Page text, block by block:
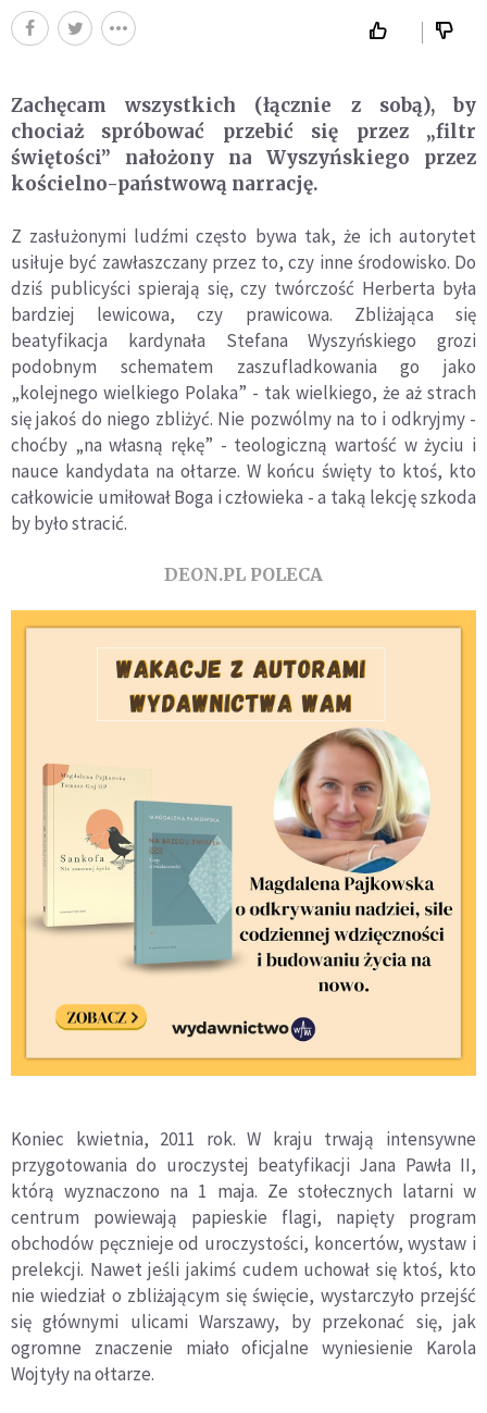
Zachęcam wszystkich (łącznie z sobą), by
chociaż spróbować przebić się przez „filtr
świętości” nałożony na Wyszyńskiego przez
kościelno-państwową narrację.
Z zasłużonymi ludźmi często bywa tak, że ich autorytet
usiłuje być zawłaszczany przez to, czy inne środowisko. Do
dziś publicyści spierają się, czy twórczość Herberta była
bardziej lewicowa, czy prawicowa. Zbliżająca się
beatyfikacja kardynała Stefana Wyszyńskiego grozi
podobnym schematem zaszufladkowania go jako
„kolejnego wielkiego Polaka” - tak wielkiego, że aż strach
się jakoś do niego zbliżyć. Nie pozwólmy na to i odkryjmy -
choćby „na własną rękę” - teologiczną wartość w życiu i
nauce kandydata na ołtarze. W końcu święty to ktoś, kto
całkowicie umiłował Boga i człowieka - a taką lekcję szkoda
by było stracić.
DEON.PL POLECA
Koniec kwietnia, 2011 rok. W kraju trwają intensywne
przygotowania do uroczystej beatyfikacji Jana Pawła II,
którą wyznaczono na 1 maja. Ze stołecznych latarni w
centrum powiewają papieskie flagi, napięty program
obchodów pęcznieje od uroczystości, koncertów, wystaw i
prelekcji. Nawet jeśli jakimś cudem uchował się ktoś, kto
nie wiedział o zbliżającym się święcie, wystarczyło przejść
się głównymi ulicami Warszawy, by przekonać się, jak
ogromne znaczenie miało oficjalne wyniesienie Karola
Wojtyły na ołtarze.